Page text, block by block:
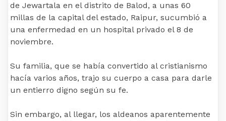
de Jewartala en el distrito de Balod, a unas 60
millas de la capital del estado, Raipur, sucumbió a
una enfermedad en un hospital privado el 8 de
noviembre.
Su familia, que se había convertido al cristianismo
hacía varios años, trajo su cuerpo a casa para darle
un entierro digno según su fe.
Sin embargo, al llegar, los aldeanos aparentemente